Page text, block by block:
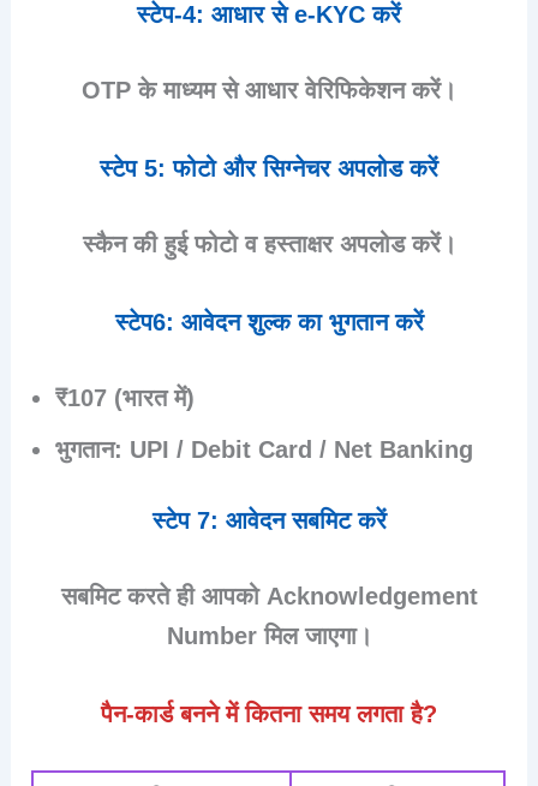
स्टेप-4: आधार से e-KYC करें
OTP के माध्यम से आधार वेरिफिकेशन करें।
स्टेप 5: फोटो और सिग्नेचर अपलोड करें
स्कैन की हुई फोटो व हस्ताक्षर अपलोड करें।
स्टेप6: आवेदन शुल्क का भुगतान करें
₹107 (भारत में)
भुगतान: UPI / Debit Card / Net Banking
स्टेप 7: आवेदन सबमिट करें
सबमिट करते ही आपको Acknowledgement
Numberमिल जाएगा।
पैन-कार्ड बनने में कितना समय लगता है?